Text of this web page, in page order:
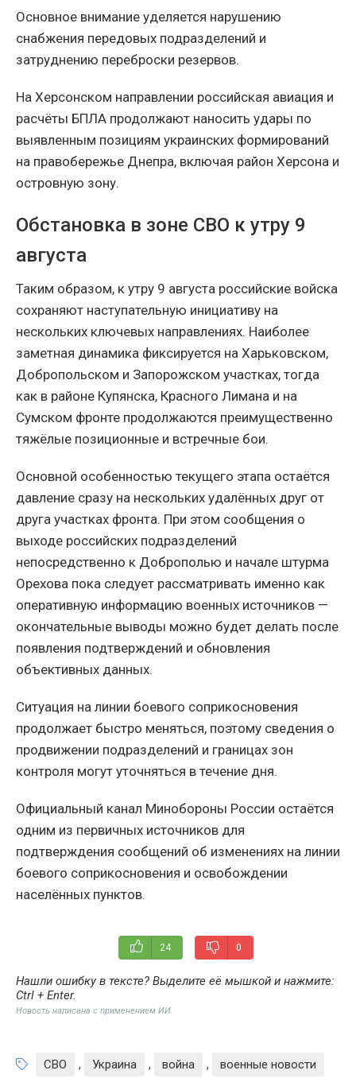
Основное внимание уделяется нарушению
снабжения передовых подразделений и
затруднению переброски резервов.
На Херсонском направлении российская авиация и
расчёты БПЛА продолжают наносить удары по
выявленным позициям украинских формирований
на правобережье Днепра, включая район Херсона и
островную зону.
Обстановка в зоне СВО к утру 9
августа
Таким образом, к утру 9 августа российские войска
сохраняют наступательную инициативу на
нескольких ключевых направлениях. Наиболее
заметная динамика фиксируется на Харьковском,
Добропольском и Запорожском участках, тогда
как в районе Купянска, Красного Лимана и на
Сумском фронте продолжаются преимущественно
тяжёлые позиционные и встречные бои.
Основной особенностью текущего этапа остаётся
давление сразу на нескольких удалённых друг от
друга участках фронта. При этом сообщения о
выходе российских подразделений
непосредственно к Доброполью и начале штурма
Орехова пока следует рассматривать именно как
оперативную информацию военных источников —
окончательные выводы можно будет делать после
появления подтверждений и обновления
объективных данных.
Ситуация на линии боевого соприкосновения
продолжает быстро меняться, поэтому сведения о
продвижении подразделений и границах зон
контроля могут уточняться в течение дня.
Официальный канал Минобороны России остаётся
одним из первичных источников для
подтверждения сообщений об изменениях на линии
боевого соприкосновения и освобождении
населённых пунктов.
24 0
Нашли ошибку в тексте? Выделите её мышкой и нажмите:
Ctrl + Enter.
Новость написана с применением ИИ
СВО , Украина , война , военные новости